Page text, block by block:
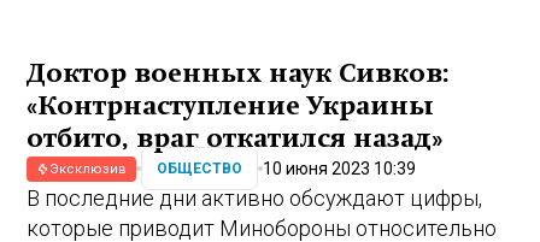
Доктор военных наук Сивков:
«Контрнаступление Украины
отбито, враг откатился назад»
Эксклюзив ОБЩЕСТВО 10 июня 2023 10:39
В последние дни активно обсуждают цифры,
которые приводит Минобороны относительно